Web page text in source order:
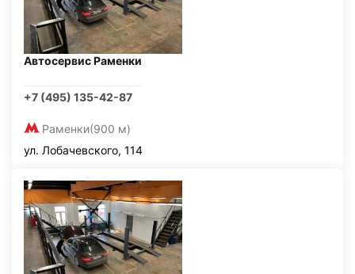
Автосервис Раменки
+7 (495) 135-42-87
Раменки(900 м)
ул. Лобачевского, 114